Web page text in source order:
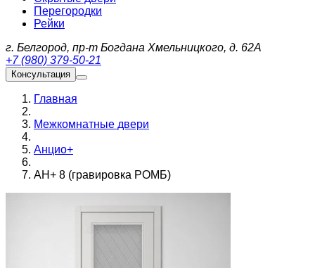
Перегородки
Рейки
г. Белгород, пр-т Богдана Хмельницкого, д. 62А
+7 (980) 379-50-21
Консультация
Главная
Межкомнатные двери
Анцио+
АН+ 8 (гравировка РОМБ)